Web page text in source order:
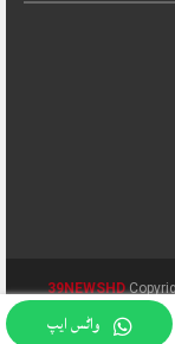
واٹس ایپ
39NEWSHD